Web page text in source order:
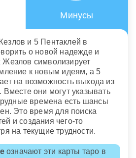
Минусы
и 5 Пентаклей в
о новой надежде и
символизирует
к новым идеям, а 5
на возможность выхода из
Вместе они могут указывать
времена есть шансы
Это время для поиска
и создания чего-то
на текущие трудности.
означают эти карты таро в